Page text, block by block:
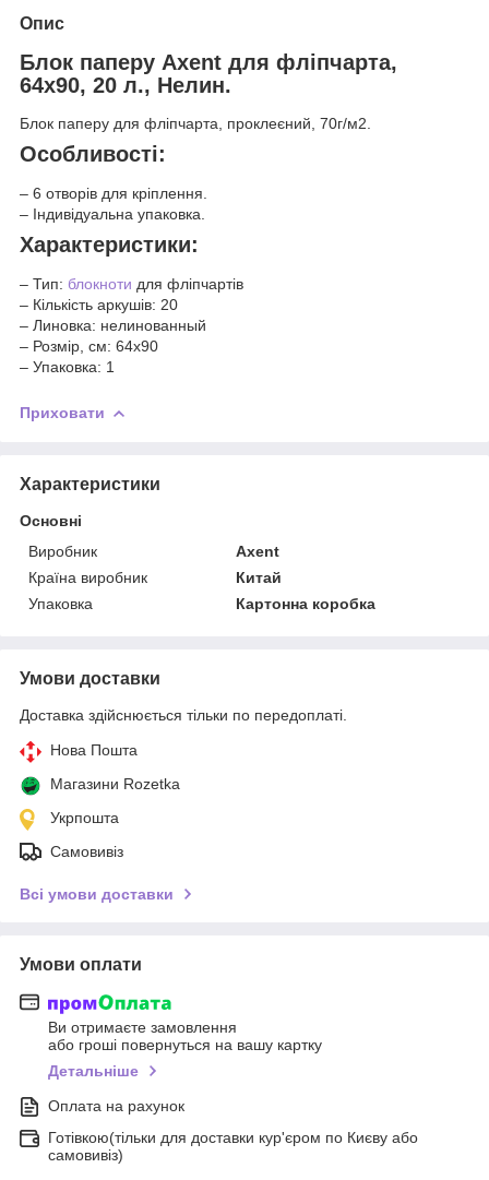
Опис
Блок паперу Axent для фліпчарта,
64х90, 20 л., Нелин.
Блок паперу для фліпчарта, проклеєний, 70г/м2.
Особливості:
– 6 отворів для кріплення.
– Індивідуальна упаковка.
Характеристики:
– Тип: блокноти для фліпчартів
– Кількість аркушів: 20
– Линовка: нелинованный
– Розмір, см: 64x90
– Упаковка: 1
Приховати
Характеристики
Основні
Виробник
Axent
Країна виробник
Китай
Упаковка
Картонна коробка
Умови доставки
Доставка здійснюється тільки по передоплаті.
Нова Пошта
Магазини Rozetka
Укрпошта
Самовивіз
Всі умови доставки
Умови оплати
Ви отримаєте замовлення
або гроші повернуться на вашу картку
Детальніше
Оплата на рахунок
Готівкою(тільки для доставки кур'єром по Києву або
самовивіз)